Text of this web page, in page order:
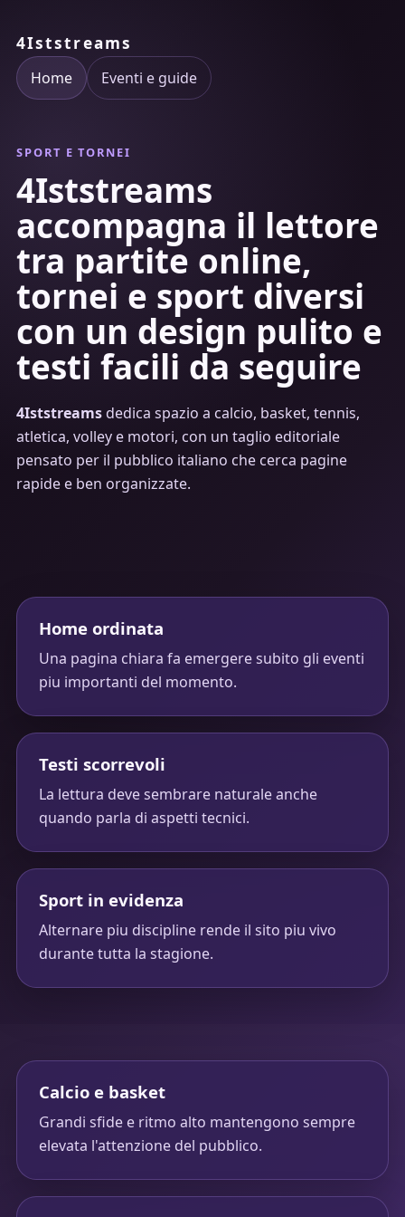
4Iststreams
Home Eventi e guide
SPORT E TORNEI
4Iststreams
accompagna il lettore
tra partite online,
tornei e sport diversi
con un design pulito e
testi facili da seguire
4Iststreamsdedica spazio a calcio, basket, tennis,
atletica, volley e motori, con un taglio editoriale
pensato per il pubblico italiano che cerca pagine
rapide e ben organizzate.
Home ordinata
Una pagina chiara fa emergere subito gli eventi
piu importanti del momento.
Testi scorrevoli
La lettura deve sembrare naturale anche
quando parla di aspetti tecnici.
Sport in evidenza
Alternare piu discipline rende il sito piu vivo
durante tutta la stagione.
Calcio e basket
Grandi sfide e ritmo alto mantengono sempre
elevata l'attenzione del pubblico.